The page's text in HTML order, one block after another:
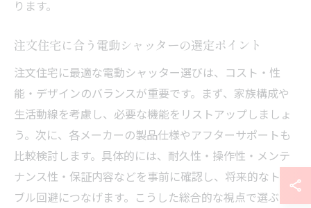
ります。
注文住宅に合う電動シャッターの選定ポイント
注文住宅に最適な電動シャッター選びは、コスト・性
能・デザインのバランスが重要です。まず、家族構成や
生活動線を考慮し、必要な機能をリストアップしましょ
う。次に、各メーカーの製品仕様やアフターサポートも
比較検討します。具体的には、耐久性・操作性・メンテ
ナンス性・保証内容などを事前に確認し、将来的なトラ
ブル回避につなげます。こうした総合的な視点で選ぶこ